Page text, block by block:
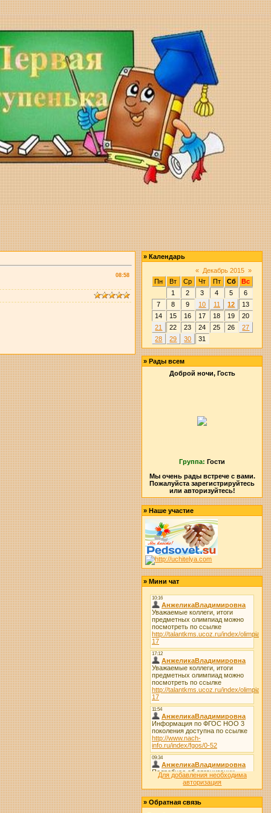
08:58
»Календарь
« Декабрь 2015 »
Пн
Вт Ср Чт Пт Сб
Вс
1
2 3 4 5
6
7
8 9 10 11 12
13
14
15 16 17 18 19
20
21
22 23 24 25 26
27
28
29 30 31
»Рады всем
Доброй ночи, Гость
Группа: Гости
Мы очень рады встрече с вами.
Пожалуйста зарегистрируйтесь
или авторизуйтесь!
»Наше участие
»Мини чат
Для добавления необходима
авторизация
»Обратная связь